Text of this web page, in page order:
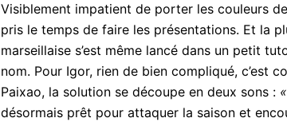
Visiblement impatient de porter les couleurs de
pris le temps de faire les présentations. Et la
marseillaise s’est même lancé dans un petit
nom. Pour Igor, rien de bien compliqué, c’est
Paixao, la solution se découpe en deux sons :
désormais prêt pour attaquer la saison et